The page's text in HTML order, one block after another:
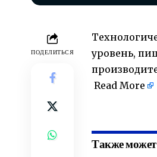
ПОДЕЛИТЬСЯ
уровень,
Read More
Также